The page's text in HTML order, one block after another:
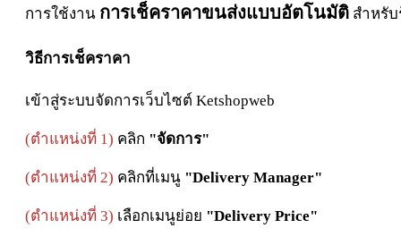
การใช้งาน การเช็คราคาขนส่งแบบอัตโนมัติ สำหรั
วิธีการเช็คราคา
เข้าสู่ระบบจัดการเว็บไซต์ Ketshopweb
(ตำแหน่งที่ 1) คลิก "จัดการ"
(ตำแหน่งที่ 2) คลิกที่เมนู "Delivery Manager"
(ตำแหน่งที่ 3) เลือกเมนูย่อย "Delivery Price"